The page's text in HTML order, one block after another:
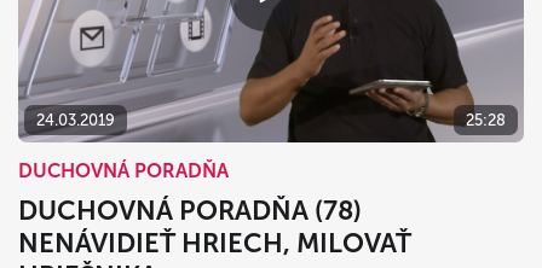
24.03.2019 25:28
DUCHOVNÁ PORADŇA
DUCHOVNÁ PORADŇA (78)
NENÁVIDIEŤ HRIECH, MILOVAŤ